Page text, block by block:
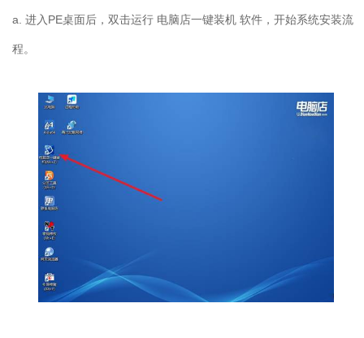
a. 进入 PE桌面后，双击运行 电脑店一键装机 软件，开始系统安装流
程。